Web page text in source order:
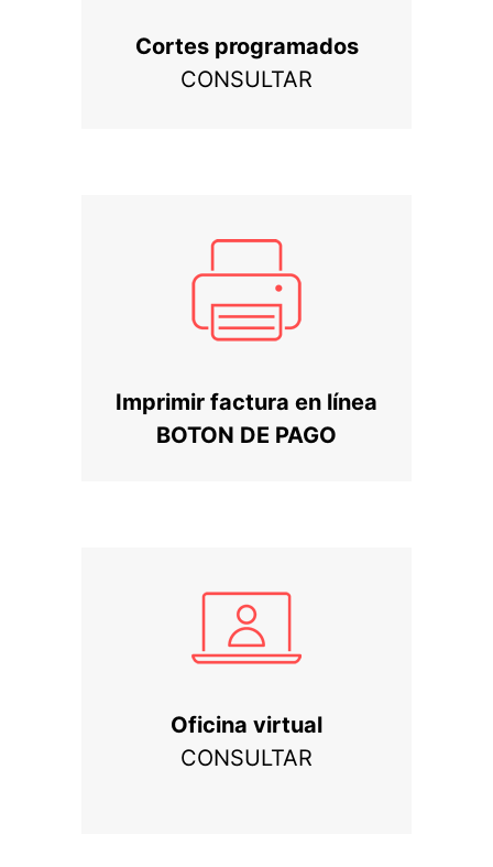
Cortes programados
CONSULTAR
Imprimir factura en línea
BOTON DE PAGO
Oficina virtual
CONSULTAR